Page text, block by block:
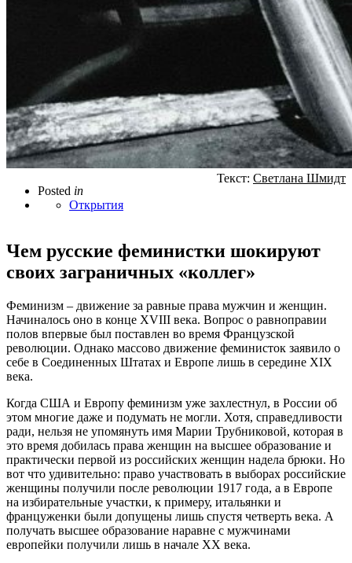
Posted in
Открытия
Текст: Светлана Шмидт
Чем русские феминистки шокируют
своих заграничных «коллег»
Феминизм – движение за равные права мужчин и женщин.
Начиналось оно в конце XVIII века. Вопрос о равноправии
полов впервые был поставлен во время Французской
революции. Однако массово движение феминисток заявило о
себе в Соединенных Штатах и Европе лишь в середине XIX
века.
Когда США и Европу феминизм уже захлестнул, в России об
этом многие даже и подумать не могли. Хотя, справедливости
ради, нельзя не упомянуть имя Марии Трубниковой, которая в
это время добилась права женщин на высшее образование и
практически первой из российских женщин надела брюки. Но
вот что удивительно: право участвовать в выборах российские
женщины получили после революции 1917 года, а в Европе
на избирательные участки, к примеру, итальянки и
француженки были допущены лишь спустя четверть века. А
получать высшее образование наравне с мужчинами
европейки получили лишь в начале ХХ века.